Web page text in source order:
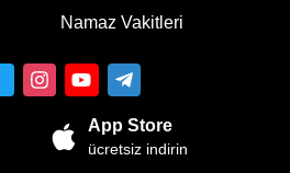
Namaz Vakitleri
App Store
ücretsiz indirin